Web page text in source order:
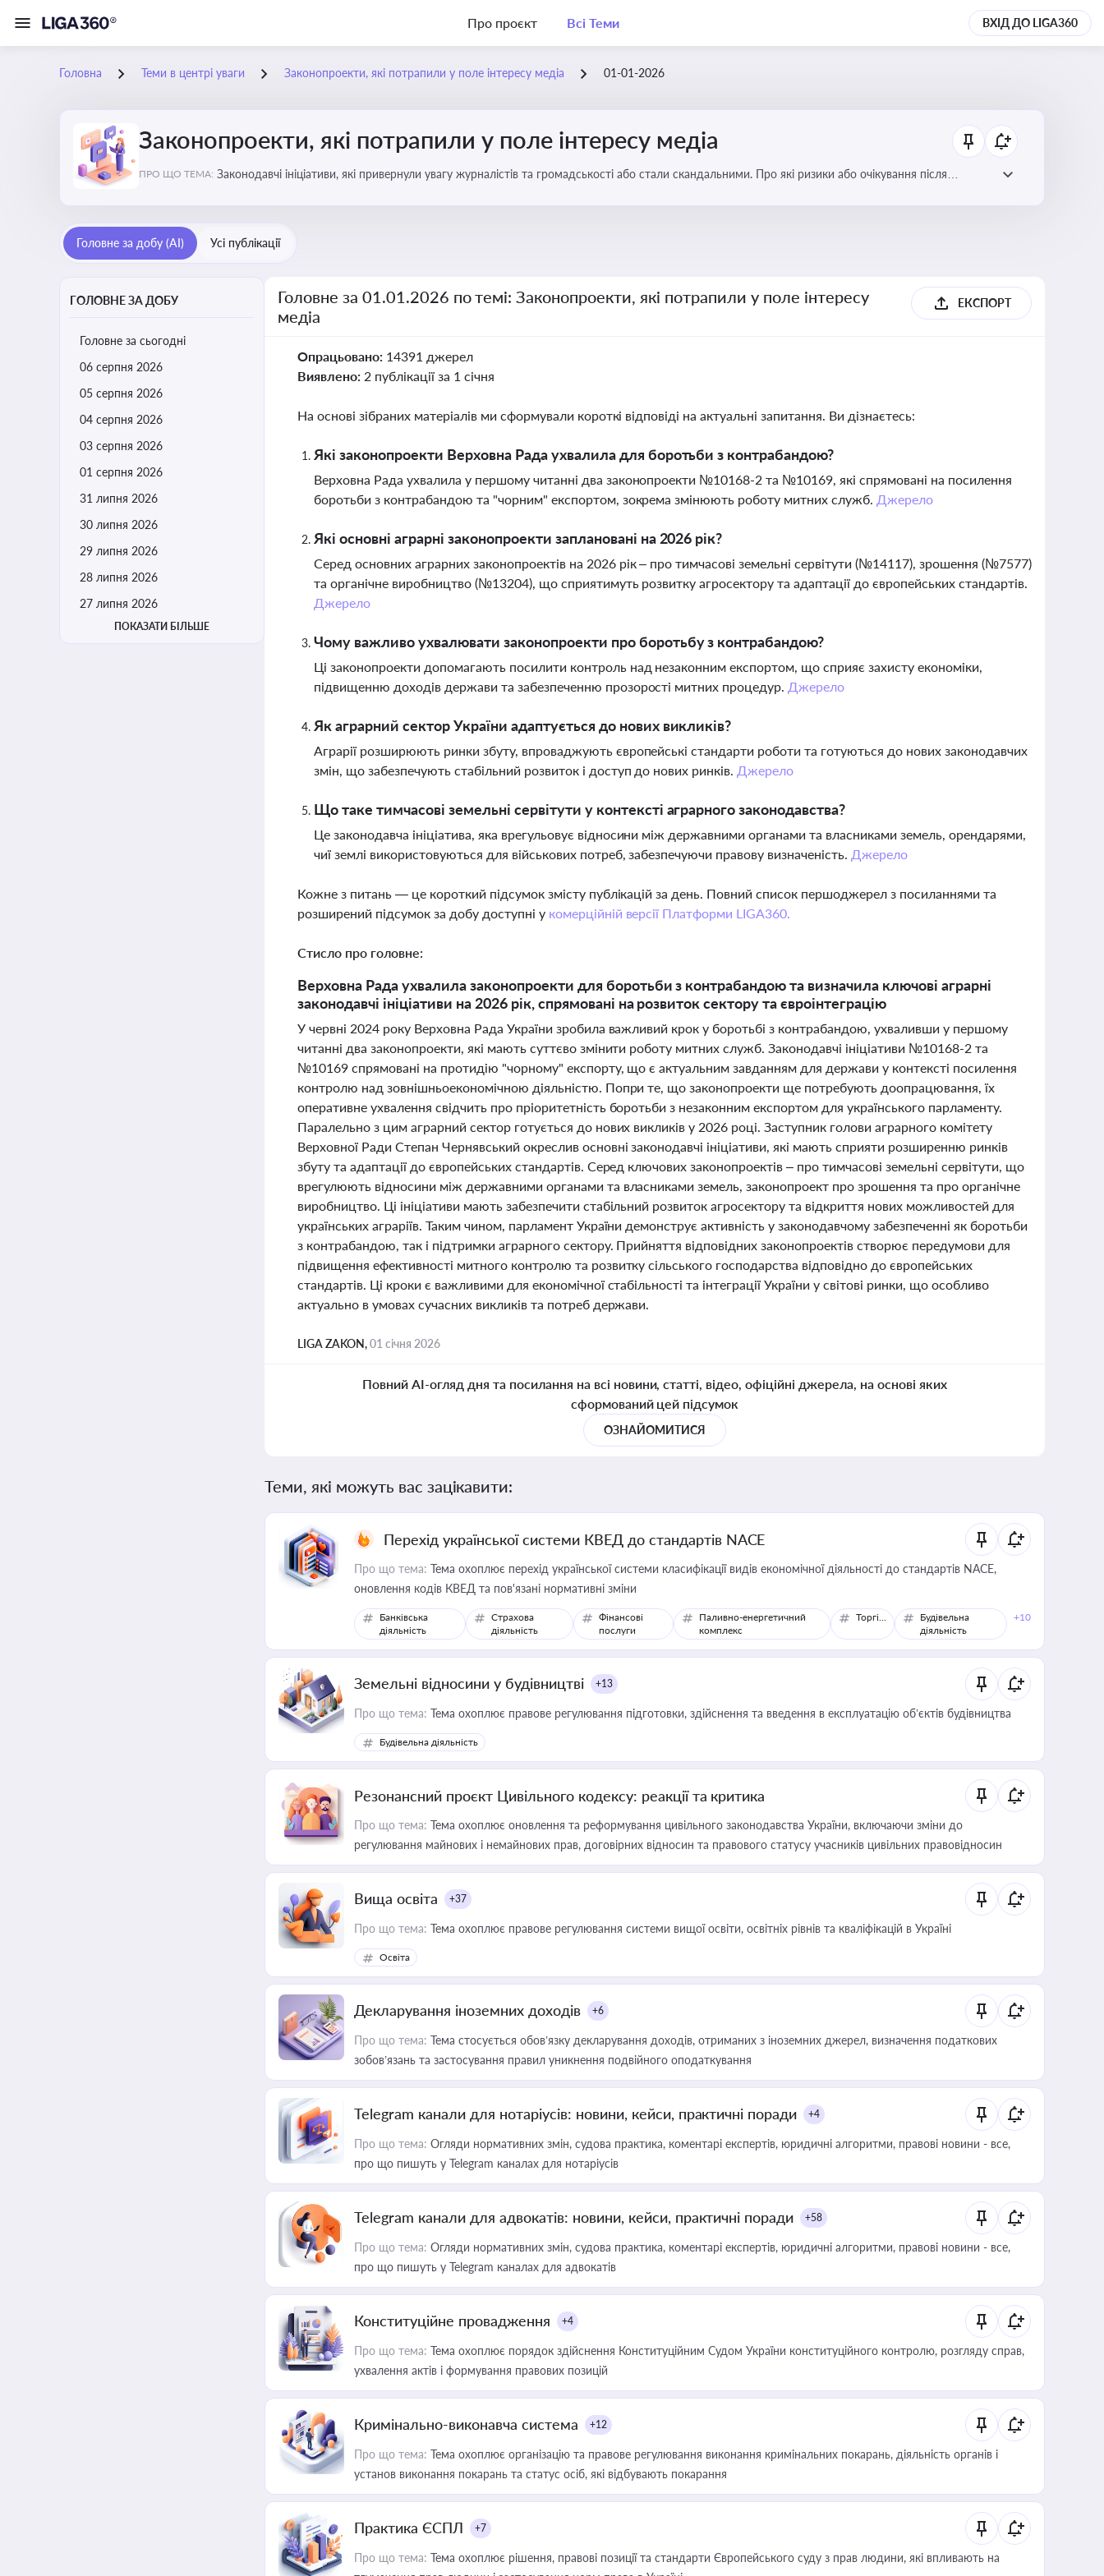
Про проєкт Всі Теми ВХІД ДО LIGA360
Головна Теми в центрі уваги Законопроекти, які потрапили у поле інтересу медіа 01-01-2026
Законопроекти, які потрапили у поле інтересу медіа
ПРО ЩО ТЕМА: Законодавчі ініціативи, які привернули увагу журналістів та громадськості або стали скандальними. Про які ризики або очікування після
Головне за добу (AI) Усі публікації
ГОЛОВНЕ ЗА ДОБУ
Головне за сьогодні
06 серпня 2026
05 серпня 2026
04 серпня 2026
03 серпня 2026
01 серпня 2026
31 липня 2026
30 липня 2026
29 липня 2026
28 липня 2026
27 липня 2026
ПОКАЗАТИ БІЛЬШЕ
Головне за 01.01.2026 по темі: Законопроекти, які потрапили у поле інтересу
медіа
ЕКСПОРТ
Опрацьовано: 14391 джерел
Виявлено: 2 публікації за 1 січня
На основі зібраних матеріалів ми сформували короткі відповіді на актуальні запитання. Ви дізнаєтесь:
Які законопроекти Верховна Рада ухвалила для боротьби з контрабандою?
Верховна Рада ухвалила у першому читанні два законопроекти №10168-2 та №10169, які спрямовані на посилення
боротьби з контрабандою та "чорним" експортом, зокрема змінюють роботу митних служб. Джерело
Які основні аграрні законопроекти заплановані на 2026 рік?
Серед основних аграрних законопроектів на 2026 рік – про тимчасові земельні сервітути (№14117), зрошення (№7577)
та органічне виробництво (№13204), що сприятимуть розвитку агросектору та адаптації до європейських стандартів.
Джерело
Чому важливо ухвалювати законопроекти про боротьбу з контрабандою?
Ці законопроекти допомагають посилити контроль над незаконним експортом, що сприяє захисту економіки,
підвищенню доходів держави та забезпеченню прозорості митних процедур. Джерело
Як аграрний сектор України адаптується до нових викликів?
Аграрії розширюють ринки збуту, впроваджують європейські стандарти роботи та готуються до нових законодавчих
змін, що забезпечують стабільний розвиток і доступ до нових ринків. Джерело
Що таке тимчасові земельні сервітути у контексті аграрного законодавства?
Це законодавча ініціатива, яка врегульовує відносини між державними органами та власниками земель, орендарями,
чиї землі використовуються для військових потреб, забезпечуючи правову визначеність. Джерело
Кожне з питань — це короткий підсумок змісту публікацій за день. Повний список першоджерел з посиланнями та
розширений підсумок за добу доступні у комерційній версії Платформи LIGA360.
Стисло про головне:
Верховна Рада ухвалила законопроекти для боротьби з контрабандою та визначила ключові аграрні
законодавчі ініціативи на 2026 рік, спрямовані на розвиток сектору та євроінтеграцію
У червні 2024 року Верховна Рада України зробила важливий крок у боротьбі з контрабандою, ухваливши у першому
читанні два законопроекти, які мають суттєво змінити роботу митних служб. Законодавчі ініціативи №10168-2 та
№10169 спрямовані на протидію "чорному" експорту, що є актуальним завданням для держави у контексті посилення
контролю над зовнішньоекономічною діяльністю. Попри те, що законопроекти ще потребують доопрацювання, їх
оперативне ухвалення свідчить про пріоритетність боротьби з незаконним експортом для українського парламенту.
Паралельно з цим аграрний сектор готується до нових викликів у 2026 році. Заступник голови аграрного комітету
Верховної Ради Степан Чернявський окреслив основні законодавчі ініціативи, які мають сприяти розширенню ринків
збуту та адаптації до європейських стандартів. Серед ключових законопроектів – про тимчасові земельні сервітути, що
врегулюють відносини між державними органами та власниками земель, законопроект про зрошення та про органічне
виробництво. Ці ініціативи мають забезпечити стабільний розвиток агросектору та відкриття нових можливостей для
українських аграріїв. Таким чином, парламент України демонструє активність у законодавчому забезпеченні як боротьби
з контрабандою, так і підтримки аграрного сектору. Прийняття відповідних законопроектів створює передумови для
підвищення ефективності митного контролю та розвитку сільського господарства відповідно до європейських
стандартів. Ці кроки є важливими для економічної стабільності та інтеграції України у світові ринки, що особливо
актуально в умовах сучасних викликів та потреб держави.
LIGA ZAKON,01 січня 2026
Повний AI-огляд дня та посилання на всі новини, статті, відео, офіційні джерела, на основі яких
сформований цей підсумок
ОЗНАЙОМИТИСЯ
Теми, які можуть вас зацікавити:
Перехід української системи КВЕД до стандартів NACE
Про що тема: Тема охоплює перехід української системи класифікації видів економічної діяльності до стандартів NACE,
оновлення кодів КВЕД та пов'язані нормативні зміни
Банківська
діяльність
Страхова
діяльність
Фінансові
послуги
Паливно-енергетичний
комплекс
Торгівля
Будівельна
діяльність
+10
Земельні відносини у будівництві +13
Про що тема: Тема охоплює правове регулювання підготовки, здійснення та введення в експлуатацію об’єктів будівництва
Будівельна діяльність
Резонансний проєкт Цивільного кодексу: реакції та критика
Про що тема: Тема охоплює оновлення та реформування цивільного законодавства України, включаючи зміни до
регулювання майнових і немайнових прав, договірних відносин та правового статусу учасників цивільних правовідносин
Вища освіта +37
Про що тема: Тема охоплює правове регулювання системи вищої освіти, освітніх рівнів та кваліфікацій в Україні
Освіта
Декларування іноземних доходів +6
Про що тема: Тема стосується обов’язку декларування доходів, отриманих з іноземних джерел, визначення податкових
зобов’язань та застосування правил уникнення подвійного оподаткування
Telegram канали для нотаріусів: новини, кейси, практичні поради +4
Про що тема: Огляди нормативних змін, судова практика, коментарі експертів, юридичні алгоритми, правові новини - все,
про що пишуть у Telegram каналах для нотаріусів
Telegram канали для адвокатів: новини, кейси, практичні поради +58
Про що тема: Огляди нормативних змін, судова практика, коментарі експертів, юридичні алгоритми, правові новини - все,
про що пишуть у Telegram каналах для адвокатів
Конституційне провадження +4
Про що тема: Тема охоплює порядок здійснення Конституційним Судом України конституційного контролю, розгляду справ,
ухвалення актів і формування правових позицій
Кримінально-виконавча система +12
Про що тема: Тема охоплює організацію та правове регулювання виконання кримінальних покарань, діяльність органів і
установ виконання покарань та статус осіб, які відбувають покарання
Практика ЄСПЛ +7
Про що тема: Тема охоплює рішення, правові позиції та стандарти Європейського суду з прав людини, які впливають на